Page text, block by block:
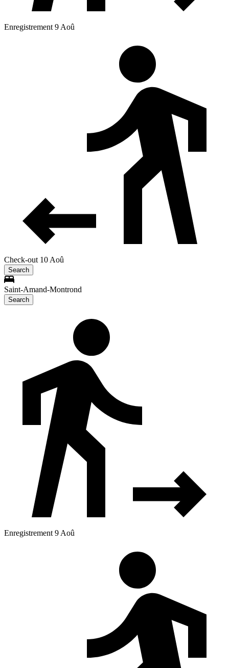
Enregistrement 9 Aoû
Check-out 10 Aoû
Search
Saint-Amand-Montrond
Search
Enregistrement 9 Aoû